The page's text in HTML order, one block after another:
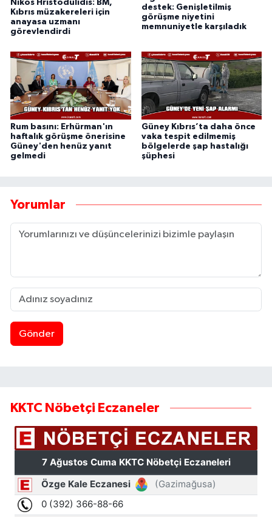
Nikos Hristodulidis: BM,
Kıbrıs müzakereleri için
anayasa uzmanı
görevlendirdi
destek: Genişletilmiş
görüşme niyetini
memnuniyetle karşıladık
Rum basını: Erhürman'ın
haftalık görüşme önerisine
Güney'den henüz yanıt
gelmedi
Güney Kıbrıs’ta daha önce
vaka tespit edilmemiş
bölgelerde şap hastalığı
şüphesi
Yorumlar
Gönder
KKTC Nöbetçi Eczaneler